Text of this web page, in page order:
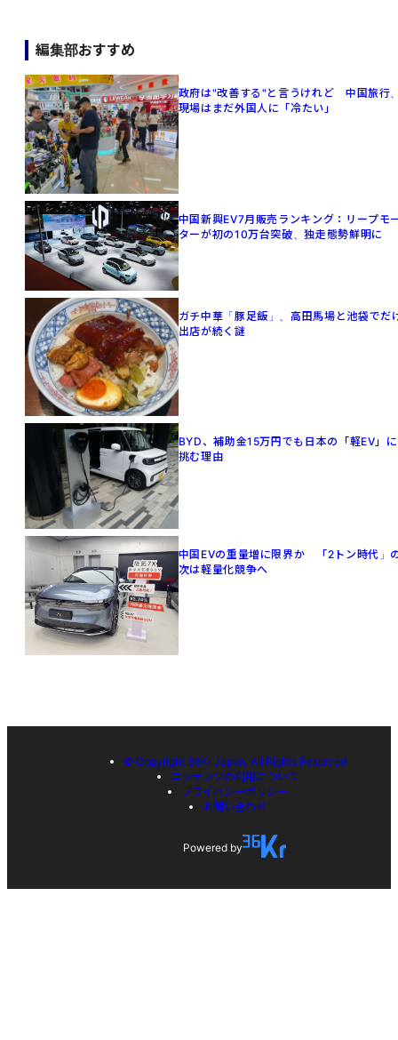
編集部おすすめ
政府は"改善する"と言うけれど 中国旅行
現場はまだ外国人に「冷たい」
中国新興EV7月販売ランキング：リープモ
ターが初の10万台突破、独走態勢鮮明に
ガチ中華「豚足飯」、高田馬場と池袋でだ
出店が続く謎
BYD、補助金15万円でも日本の「軽EV」に
挑む理由
中国EVの重量増に限界か 「2トン時代」
次は軽量化競争へ
© Copyright 36Kr Japan, All Rights Reserved
コンテンツの利用について
プライバシーポリシー
お問い合わせ
Powered by